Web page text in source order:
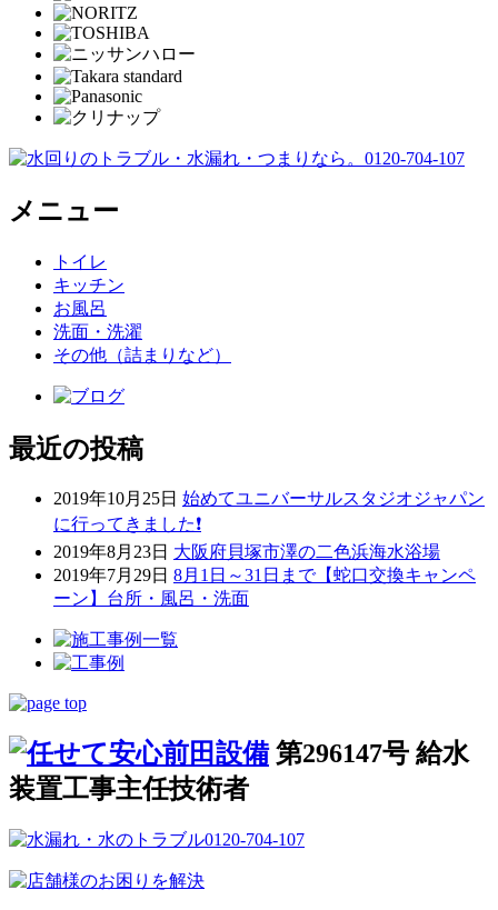
メニュー
トイレ
キッチン
お風呂
洗面・洗濯
その他（詰まりなど）
最近の投稿
2019年10月25日 始めてユニバーサルスタジオジャパン
に行ってきました❗
2019年8月23日 大阪府貝塚市澤の二色浜海水浴場
2019年7月29日 8月1日～31日まで【蛇口交換キャンペ
ーン】台所・風呂・洗面
第296147号 給水
装置工事主任技術者